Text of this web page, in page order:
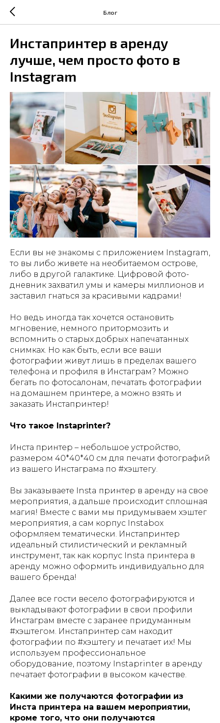
Блог
Инстапринтер в аренду
лучше, чем просто фото в
Instagram
Если вы не знакомы с приложением Instagram,
то вы либо живете на необитаемом острове,
либо в другой галактике. Цифровой фото-
дневник захватил умы и камеры миллионов и
заставил гнаться за красивыми кадрами!
Но ведь иногда так хочется остановить
мгновение, немного притормозить и
вспомнить о старых добрых напечатанных
снимках. Но как быть, если все ваши
фотографии живут лишь в пределах вашего
телефона и профиля в Инстаграм? Можно
бегать по фотосалонам, печатать фотографии
на домашнем принтере, а можно взять и
заказать Инстапринтер!
Что такое Instaprinter?
Инста принтер – небольшое устройство,
размером 40*40*40 см для печати фотографий
из вашего Инстаграма по #хэштегу.
Вы заказываете Insta принтер в аренду на свое
мероприятия, а дальше происходит сплошная
магия! Вместе с вами мы придумываем хэштег
мероприятия, а сам корпус Instabox
оформляем тематически. Инстапринтер
идеальный стилистический и рекламный
инструмент, так как корпус Insta принтера в
аренду можно оформить индивидуально для
вашего бренда!
Далее все гости весело фотографируются и
выкладывают фотографии в свои профили
Инстаграм вместе с заранее придуманным
#хэштегом. Инстапринтер сам находит
фотографии по #хэштегу и печатает их! Мы
используем профессиональное
оборудование, поэтому Instaprinter в аренду
печатает фотографии в высоком качестве.
Какими же получаются фотографии из
Инста принтера на вашем мероприятии,
кроме того, что они получаются